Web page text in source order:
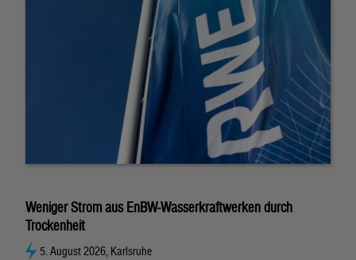
Weniger Strom aus EnBW-Wasserkraftwerken durch
Trockenheit
5. August 2026, Karlsruhe